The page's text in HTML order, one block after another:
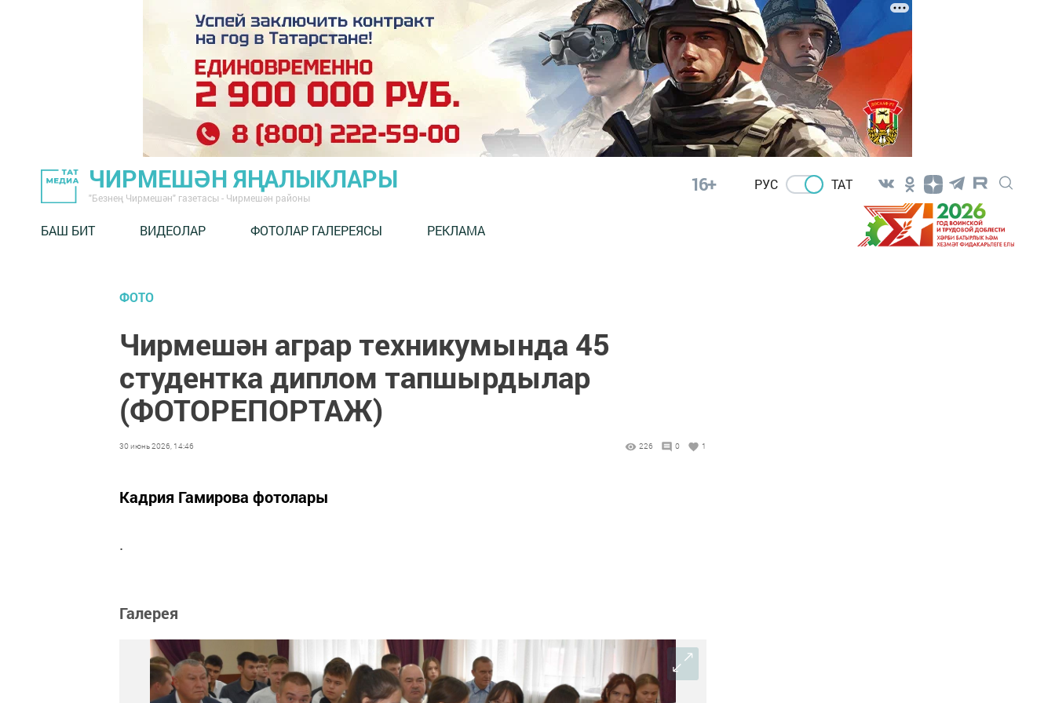
ЧИРМЕШӘН ЯҢАЛЫКЛАРЫ
"Безнең Чирмешән" газетасы - Чирмешән районы
16+ РУС ТАТ
БАШ БИТ ВИДЕОЛАР ФОТОЛАР ГАЛЕРЕЯСЫ РЕКЛАМА
ФОТО
Чирмешән аграр техникумында 45
студентка диплом тапшырдылар
(ФОТОРЕПОРТАЖ)
30 июнь 2026, 14:46 226 0 1
Кадрия Гамирова фотолары
.
Галерея